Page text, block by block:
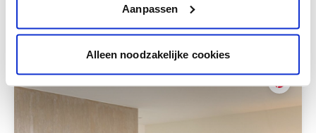
Aanpassen
Alleen noodzakelijke cookies
Deze stijlen zijn misschien ook iets voor jou